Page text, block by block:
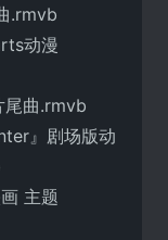
.rmvb
动漫
曲.rmvb
』剧场版动
主题